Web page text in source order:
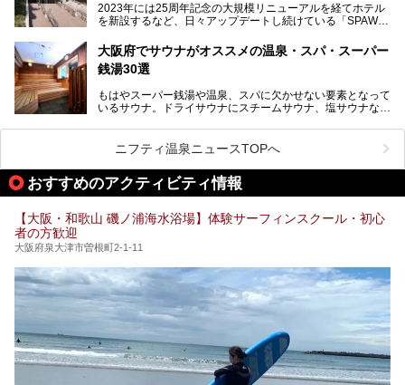
い。
チムジルバン（岩盤浴）を中心に、発汗・リラックス・漫画
タイムまで満喫できる長時間滞在型の施設なので、一日中ゆ
る迫力ある熱波パフォーマンスも毎日行われており、“とと
のう”体験をしっかり楽しめるのもポイントです。
ケやボウリングといった遊び場もあり、友人同士やカップル
で“遊び+癒し”の一日を過ごすのにもぴったり。
処にいたるまで魅力をたっぷり堪能してきたので、その全容
2023年には25周年記念の大規模リニューアルを経てホテル
を新設するなど、日々アップデートし続けている「SPAWO
そんなスパワールドが2025年11月15日（土）に、新たな浴
室や日本最大級140人収容の大規模サウナを携えてリニュー
アルオープン！浴室である4F・6Fそれぞれにリニューアル
大規模リニューアルの全容を確認すべく、リニューアルプレ
オープンイベントに行ってきました！今回はそのリニューア
大阪府でサウナがオススメの温泉・スパ・スーパー
銭湯30選
もはやスーパー銭湯や温泉、スパに欠かせない要素となって
いるサウナ。ドライサウナにスチームサウナ、塩サウナな
ペース、ロウリュウなど、心ゆくまで楽しむためのサービス
が充実した施設も多くみられます。
今回はそんなサウナにこだわった、大阪府内のオススメ温
泉・銭湯・スパを30件紹介したいと思います！
ニフティ温泉ニュースTOPへ
おすすめのアクティビティ情報
【大阪・和歌山 磯ノ浦海水浴場】体験サーフィンスクール・初心
者の方歓迎
大阪府泉大津市曽根町2-1-11